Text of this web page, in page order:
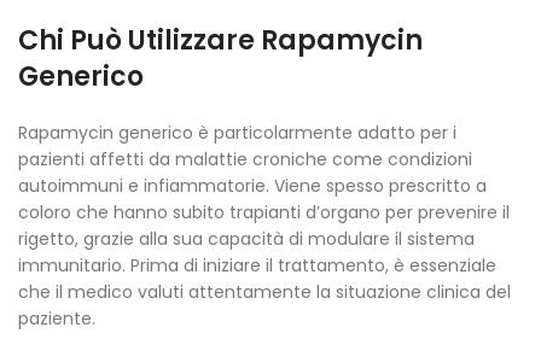
Chi Può Utilizzare Rapamycin
Generico
Rapamycin generico è particolarmente adatto per i
pazienti affetti da malattie croniche come condizioni
autoimmuni e infiammatorie. Viene spesso prescritto a
coloro che hanno subito trapianti d’organo per prevenire il
rigetto, grazie alla sua capacità di modulare il sistema
immunitario. Prima di iniziare il trattamento, è essenziale
che il medico valuti attentamente la situazione clinica del
paziente.